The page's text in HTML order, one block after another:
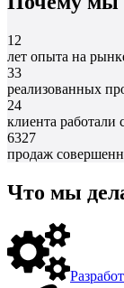
12
лет опыта на
33
реализованных
24
клиента работали
6327
продаж
Что мы